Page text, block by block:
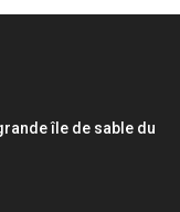
île de sable du